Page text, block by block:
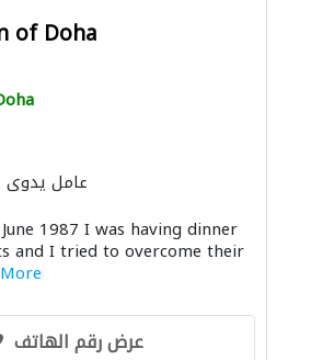
of Doha
عامل يدوي
1987 I was having dinner
and I tried to overcome their
عرض رقم الهاتف